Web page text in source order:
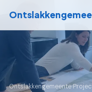
Ontslakkengemeente›